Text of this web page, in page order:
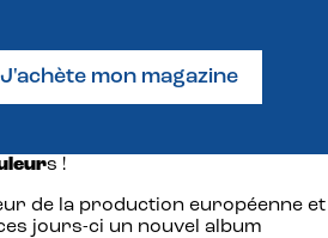
J'achète mon magazine
s !
de la production européenne et
jours-ci un nouvel album